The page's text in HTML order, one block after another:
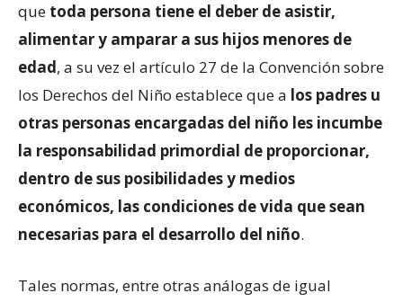
que toda persona tiene el deber de asistir,
alimentar y amparar a sus hijos menores de
edad, a su vez el artículo 27 de la Convención sobre
los Derechos del Niño establece que a los padres u
otras personas encargadas del niño les incumbe
la responsabilidad primordial de proporcionar,
dentro de sus posibilidades y medios
económicos, las condiciones de vida que sean
necesarias para el desarrollo del niño.
Tales normas, entre otras análogas de igual